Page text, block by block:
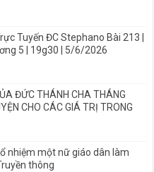
Tuyến ĐC Stephano Bài 213 |
5 | 19g30 | 5/6/2026
ĐỨC THÁNH CHA THÁNG
CHO CÁC GIÁ TRỊ TRONG
nhiệm một nữ giáo dân làm
thông